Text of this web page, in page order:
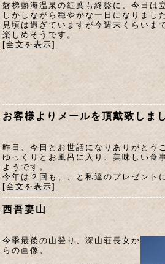
磐梯熱海温泉の紅葉も終盤に、今日は
しかしながら穏やかな一日になりまし
見頃は過ぎていますが今週末くらいま
楽しめそうです。
[全文を表示]
お客様よりメールを頂戴致しま
昨日、今日とお世話になりありがとう
ゆっくりとお風呂に入り、美味しい食
ようです。
今年は２回も、、と私達のプレゼント
[全文を表示]
西吾妻山
今季最後の山登り、深山荘長女か
らの画像。